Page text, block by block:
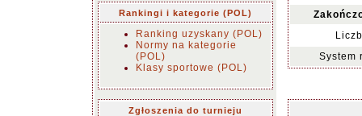
Rankingi i kategorie (POL)
Ranking uzyskany (POL)
Normy na kategorie
(POL)
Klasy sportowe (POL)
Zgłoszenia do turnieju
System